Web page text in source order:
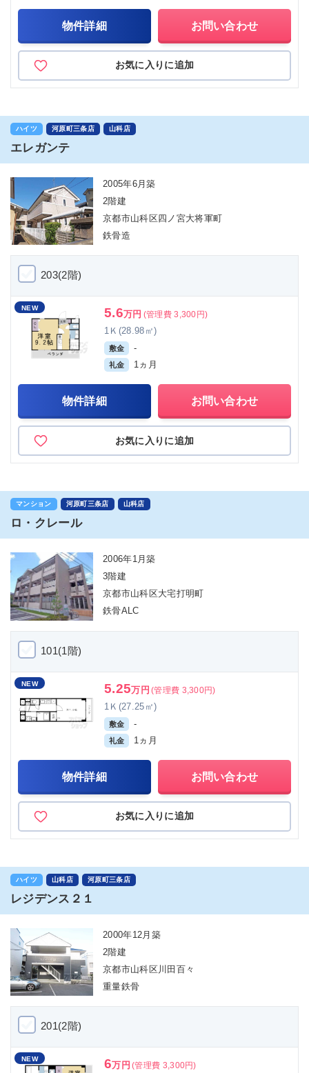
物件詳細 お問い合わせ
お気に入りに追加
ハイツ 河原町三条店 山科店
エレガンテ
2005年6月築
2階建
京都市山科区四ノ宮大将軍町
鉄骨造
203(2階)
NEW 5.6万円 (管理費 3,300円)
1Ｋ(28.98㎡)
敷金 -
礼金 1ヵ月
物件詳細 お問い合わせ
お気に入りに追加
マンション 河原町三条店 山科店
ロ・クレール
2006年1月築
3階建
京都市山科区大宅打明町
鉄骨ALC
101(1階)
NEW 5.25万円 (管理費 3,300円)
1Ｋ(27.25㎡)
敷金 -
礼金 1ヵ月
物件詳細 お問い合わせ
お気に入りに追加
ハイツ 山科店 河原町三条店
レジデンス２１
2000年12月築
2階建
京都市山科区川田百々
重量鉄骨
201(2階)
NEW 6万円 (管理費 3,300円)